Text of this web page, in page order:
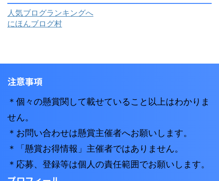
人気ブログランキングへ
にほんブログ村
注意事項
＊個々の懸賞関して載せていること以上はわかりま
せん。
＊お問い合わせは懸賞主催者へお願いします。
＊「懸賞お得情報」主催者ではありません。
＊応募、登録等は個人の責任範囲でお願いします。